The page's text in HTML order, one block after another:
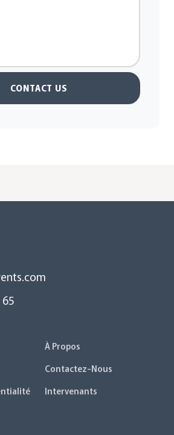
CONTACT US
À Propos
Contactez-Nous
Intervenants